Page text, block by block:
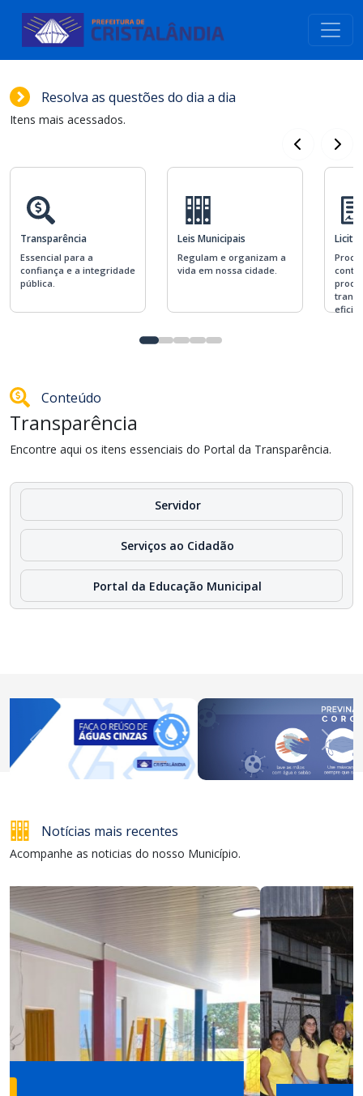
Resolva as questões do dia a dia
Itens mais acessados.
Transparência
Essencial para a
confiança e a integridade
pública.
Leis Municipais
Regulam e organizam a
vida em nossa cidade.
Conteúdo
Transparência
Encontre aqui os itens essenciais do Portal da Transparência.
Servidor
Serviços ao Cidadão
Portal da Educação Municipal
Anterior
Notícias mais recentes
Acompanhe as noticias do nosso Município.